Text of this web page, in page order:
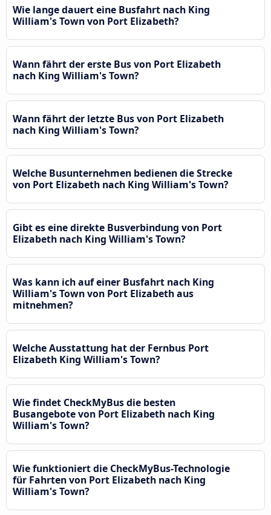
Wie lange dauert eine Busfahrt nach King
William's Town von Port Elizabeth?
Wann fährt der erste Bus von Port Elizabeth
nach King William's Town?
Wann fährt der letzte Bus von Port Elizabeth
nach King William's Town?
Welche Busunternehmen bedienen die Strecke
von Port Elizabeth nach King William's Town?
Gibt es eine direkte Busverbindung von Port
Elizabeth nach King William's Town?
Was kann ich auf einer Busfahrt nach King
William's Town von Port Elizabeth aus
mitnehmen?
Welche Ausstattung hat der Fernbus Port
Elizabeth King William's Town?
Wie findet CheckMyBus die besten
Busangebote von Port Elizabeth nach King
William's Town?
Wie funktioniert die CheckMyBus-Technologie
für Fahrten von Port Elizabeth nach King
William's Town?